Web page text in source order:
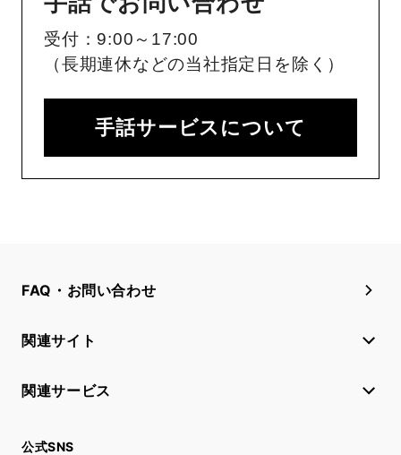
受付：9:00～17:00
（長期連休などの当社指定日を除く）
手話サービスについて
FAQ・お問い合わせ
関連サイト
関連サービス
公式SNS